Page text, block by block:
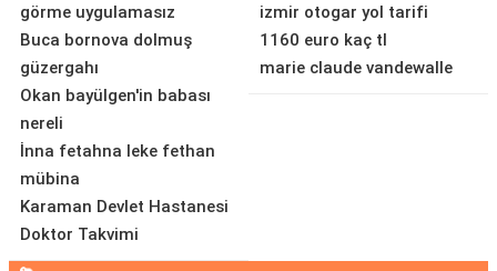
görme uygulamasız
Buca bornova dolmuş
güzergahı
Okan bayülgen'in babası
nereli
İnna fetahna leke fethan
mübina
Karaman Devlet Hastanesi
Doktor Takvimi
izmir otogar yol tarifi
1160 euro kaç tl
marie claude vandewalle